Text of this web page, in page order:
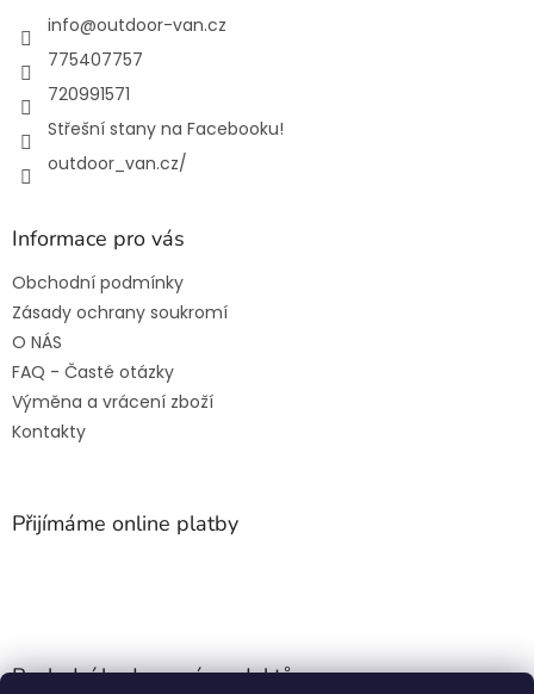
info@outdoor-van.cz
775407757
720991571
Střešní stany na Facebooku!
outdoor_van.cz/
Informace pro vás
Obchodní podmínky
Zásady ochrany soukromí
O NÁS
FAQ - Časté otázky
Výměna a vrácení zboží
Kontakty
Přijímáme online platby
Poslední hodnocení produktů